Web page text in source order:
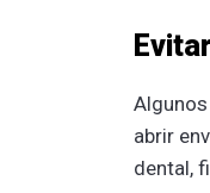
abrir
dental,